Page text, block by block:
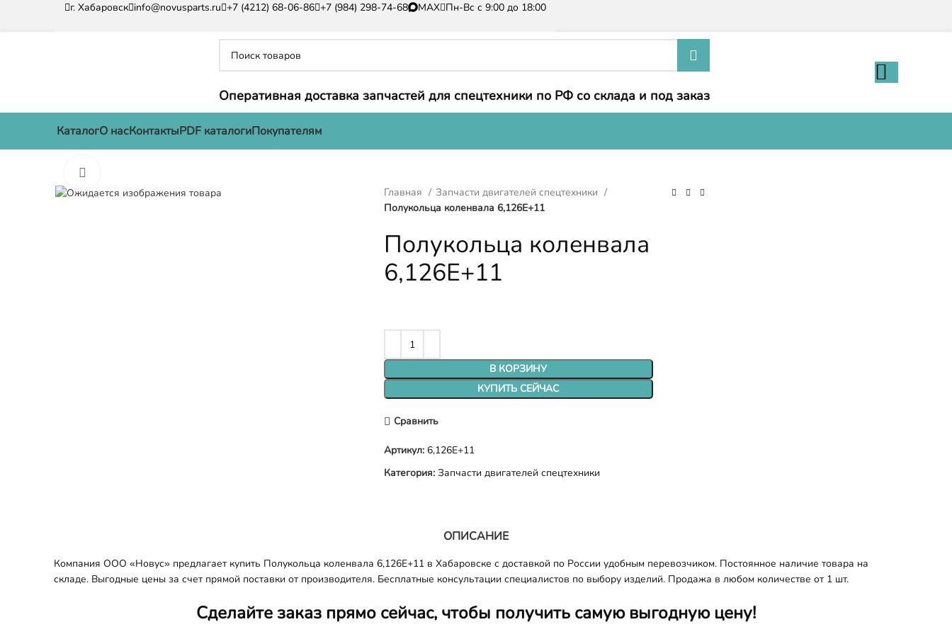
г. Хабаровск info@novusparts.ru +7 (4212) 68-06-86 +7 (984) 298-74-68 MAX Пн-Вс с 9:00 до 18:00
Оперативная доставка запчастей для спецтехники по РФ со склада и под заказ
КаталогО насКонтактыPDF каталогиПокупателям
Главная
Запчасти двигателей спецтехники
Полукольца коленвала 6,126E+11
Полукольца коленвала
6,126E+11
В КОРЗИНУ
КУПИТЬ СЕЙЧАС
Сравнить
Артикул: 6,126E+11
Категория: Запчасти двигателей спецтехники
ОПИСАНИЕ
Компания ООО «Новус» предлагает купить Полукольца коленвала 6,126E+11 в Хабаровске с доставкой по России удобным перевозчиком. Постоянное наличие товара на
складе. Выгодные цены за счет прямой поставки от производителя. Бесплатные консультации специалистов по выбору изделий. Продажа в любом количестве от 1 шт.
Сделайте заказ прямо сейчас, чтобы получить самую выгодную цену!